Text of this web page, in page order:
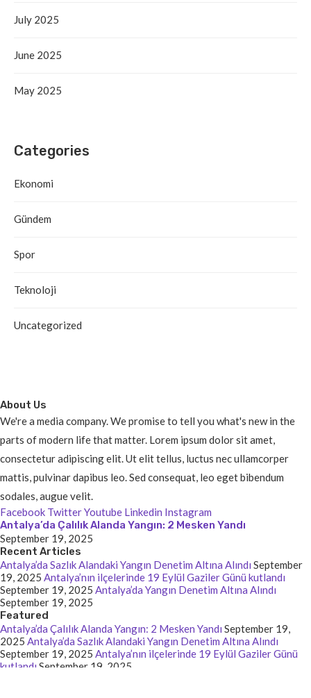
July 2025
June 2025
May 2025
Categories
Ekonomi
Gündem
Spor
Teknoloji
Uncategorized
About Us
We're a media company. We promise to tell you what's new in the
parts of modern life that matter. Lorem ipsum dolor sit amet,
consectetur adipiscing elit. Ut elit tellus, luctus nec ullamcorper
mattis, pulvinar dapibus leo. Sed consequat, leo eget bibendum
sodales, augue velit.
Facebook TwitterYoutube Linkedin Instagram
Antalya’da Çalılık Alanda Yangın: 2 Mesken Yandı
September 19, 2025
Recent Articles
Antalya’da Sazlık Alandaki Yangın Denetim Altına Alındı September
19, 2025 Antalya’nın ilçelerinde 19 Eylül Gaziler Günü kutlandı
September 19, 2025 Antalya’da Yangın Denetim Altına Alındı
September 19, 2025
Featured
Antalya’da Çalılık Alanda Yangın: 2 Mesken Yandı September 19,
2025 Antalya’da Sazlık Alandaki Yangın Denetim Altına Alındı
September 19, 2025 Antalya’nın ilçelerinde 19 Eylül Gaziler Günü
kutlandı September 19, 2025